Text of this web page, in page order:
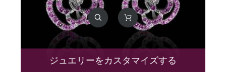
ジュエリーをカスタマイズする